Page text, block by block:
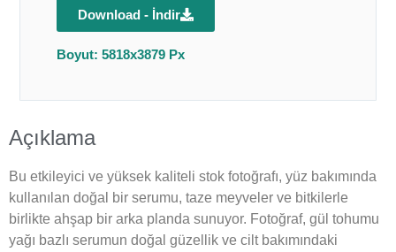
Download - İndir
Boyut: 5818x3879 Px
Açıklama
Bu etkileyici ve yüksek kaliteli stok fotoğrafı, yüz bakımında
kullanılan doğal bir serumu, taze meyveler ve bitkilerle
birlikte ahşap bir arka planda sunuyor. Fotoğraf, gül tohumu
yağı bazlı serumun doğal güzellik ve cilt bakımındaki